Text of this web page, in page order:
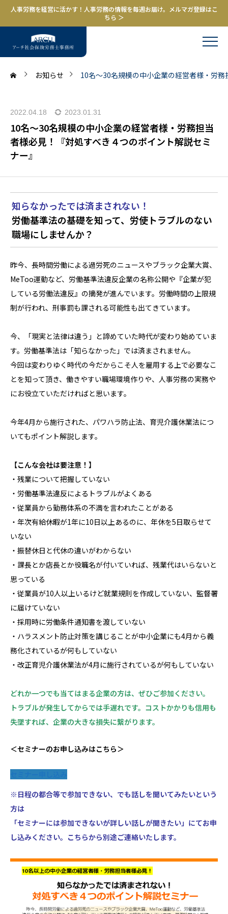
人事労務を経営に活かす！人事労務の情報を毎週お届け。メルマガ登録はこ
ちら ＞
お知らせ 10名～30名規模の中小企業の経営者様・労
2022.04.18 2023.01.31
10名～30名規模の中小企業の経営者様・労務担当
者様必見！『対処すべき４つのポイント解説セミ
ナー』
知らなかったでは済まされない！
労働基準法の基礎を知って、労使トラブルのない
職場にしませんか？
昨今、長時間労働による過労死のニュースやブラック企業大賞、
MeToo運動など、労働基準法違反企業の名称公開や『企業が犯
している労働法違反』の摘発が進んでいます。労働時間の上限規
制が行われ、刑事罰も課される可能性も出てきています。
今、「現実と法律は違う」と諦めていた時代が変わり始めていま
す。労働基準法は「知らなかった」では済まされません。
今回は変わりゆく時代の今だからこそ人を雇用する上で必要なこ
とを知って頂き、働きやすい職場環境作りや、人事労務の実務や
にお役立ていただければと思います。
今年4月から施行された、パワハラ防止法、育児介護休業法につ
いてもポイント解説します。
【こんな会社は要注意！】
・残業について把握していない
・労働基準法違反によるトラブルがよくある
・従業員から勤務体系の不満を言われたことがある
・年次有給休暇が1年に10日以上あるのに、年休を5日取らせて
いない
・振替休日と代休の違いがわからない
・課長とか店長とか役職名が付いていれば、残業代はいらないと
思っている
・従業員が10人以上いるけど就業規則を作成していない、監督署
に届けていない
・採用時に労働条件通知書を渡していない
・ハラスメント防止対策を講じることが中小企業にも4月から義
務化されているが何もしていない
・改正育児介護休業法が4月に施行されているが何もしていない
どれか一つでも当てはまる企業の方は、ぜひご参加ください。
トラブルが発生してからでは手遅れです。コストかかりも信用も
失墜すれば、企業の大きな損失に繋がります。
＜セミナーのお申し込みはこちら＞
※日程の都合等で参加できない、でも話しを聞いてみたいという
方は
「セミナーには参加できないが詳しい話しが聞きたい」にてお申
し込みください。こちらから別途ご連絡いたします。